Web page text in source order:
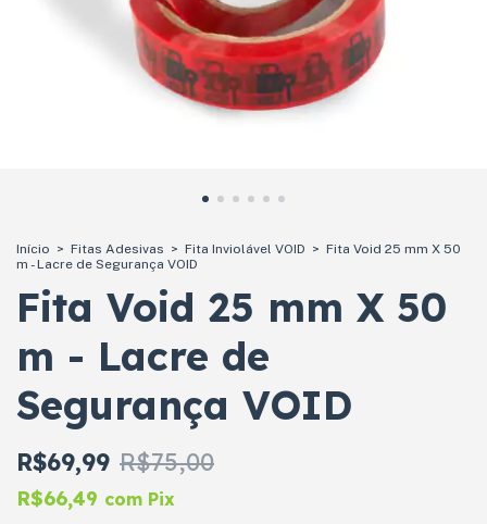
Início > Fitas Adesivas > Fita Inviolável VOID > Fita Void 25 mm X 50
m - Lacre de Segurança VOID
Fita Void 25 mm X 50
m - Lacre de
Segurança VOID
R$69,99 R$75,00
R$66,49 com Pix